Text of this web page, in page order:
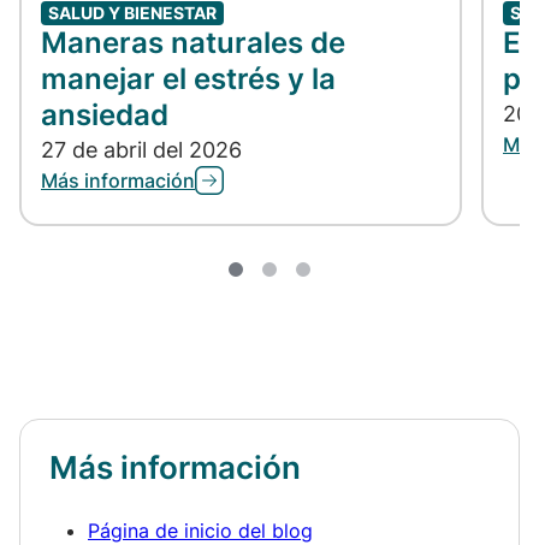
SALUD Y BIENESTAR
Maneras naturales de
manejar el estrés y la
ansiedad
27 de abril del 2026
Más información
20
Más información
Página de inicio del blog